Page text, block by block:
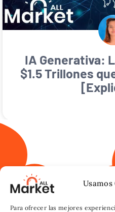
Usamos
Para ofrecer las mejores
IA Generativa:
$1.5 Trillones